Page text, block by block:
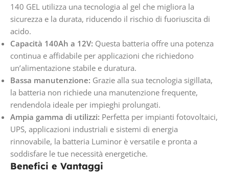
140 GEL utilizza una tecnologia al gel che migliora la
sicurezza e la durata, riducendo il rischio di fuoriuscita di
acido.
Capacità 140Ah a 12V: Questa batteria offre una potenza
continua e affidabile per applicazioni che richiedono
un’alimentazione stabile e duratura.
Bassa manutenzione: Grazie alla sua tecnologia sigillata,
la batteria non richiede una manutenzione frequente,
rendendola ideale per impieghi prolungati.
Ampia gamma di utilizzi: Perfetta per impianti fotovoltaici,
UPS, applicazioni industriali e sistemi di energia
rinnovabile, la batteria Luminor è versatile e pronta a
soddisfare le tue necessità energetiche.
Benefici e Vantaggi